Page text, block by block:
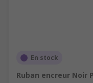
En stock
Ruban encreur Noir